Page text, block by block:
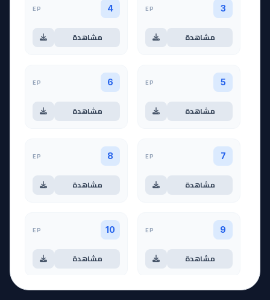
3
EP
مشاهدة
4
EP
مشاهدة
5
EP
مشاهدة
6
EP
مشاهدة
7
EP
مشاهدة
8
EP
مشاهدة
9
EP
مشاهدة
10
EP
مشاهدة